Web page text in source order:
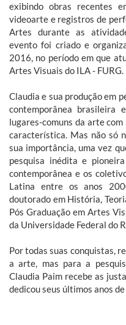
exibindo obras recentes
videoarte e registros de
Artes durante as
evento foi criado e
2016, no período em que
Artes Visuais do ILA - FURG.
Claudia e sua produção em
contemporânea brasileira
lugares-comuns da arte
característica. Mas não só
sua importância, uma vez
pesquisa inédita e
contemporânea e os
Latina entre os anos
doutorado em História,
Pós Graduação em Artes
da Universidade Federal do
Por todas suas conquistas,
a arte, mas para a
Claudia Paim recebe as
dedicou seus últimos anos